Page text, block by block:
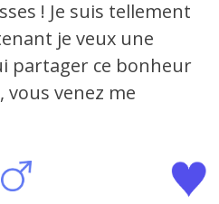
! Je suis tellement
je veux une
partager ce bonheur
venez me